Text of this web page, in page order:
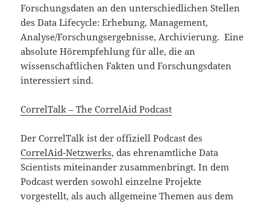
Forschungsdaten an den unterschiedlichen Stellen
des Data Lifecycle: Erhebung, Management,
Analyse/Forschungsergebnisse, Archivierung. Eine
absolute Hörempfehlung für alle, die an
wissenschaftlichen Fakten und Forschungsdaten
interessiert sind.
CorrelTalk – The CorrelAid Podcast
Der CorrelTalk ist der offiziell Podcast des
CorrelAid-Netzwerks, das ehrenamtliche Data
Scientists miteinander zusammenbringt. In dem
Podcast werden sowohl einzelne Projekte
vorgestellt, als auch allgemeine Themen aus dem